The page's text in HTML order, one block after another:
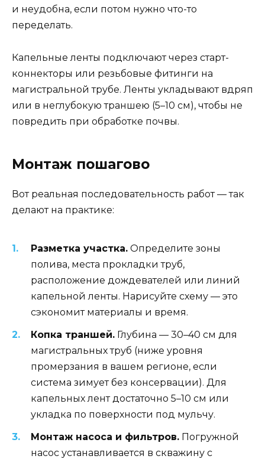
и неудобна, если потом нужно что-то
переделать.
Капельные ленты подключают через старт-
коннекторы или резьбовые фитинги на
магистральной трубе. Ленты укладывают вдряп
или в неглубокую траншею (5–10 см), чтобы не
повредить при обработке почвы.
Монтаж пошагово
Вот реальная последовательность работ — так
делают на практике:
Разметка участка. Определите зоны
полива, места прокладки труб,
расположение дождевателей или линий
капельной ленты. Нарисуйте схему — это
сэкономит материалы и время.
Копка траншей. Глубина — 30–40 см для
магистральных труб (ниже уровня
промерзания в вашем регионе, если
система зимует без консервации). Для
капельных лент достаточно 5–10 см или
укладка по поверхности под мульчу.
Монтаж насоса и фильтров. Погружной
насос устанавливается в скважину с